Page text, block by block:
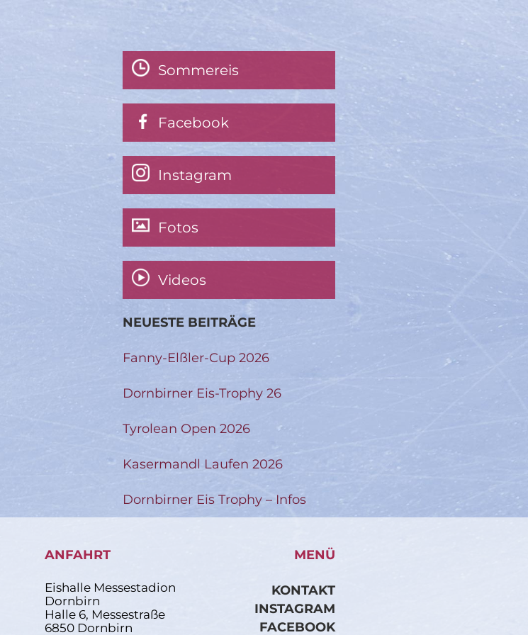
Sommereis
Facebook
Instagram
Fotos
Videos
NEUESTE BEITRÄGE
Fanny-Elßler-Cup 2026
Dornbirner Eis-Trophy 26
Tyrolean Open 2026
Kasermandl Laufen 2026
Dornbirner Eis Trophy – Infos
ANFAHRT
Eishalle Messestadion
Dornbirn
Halle 6, Messestraße
6850 Dornbirn
MENÜ
KONTAKT
INSTAGRAM
FACEBOOK